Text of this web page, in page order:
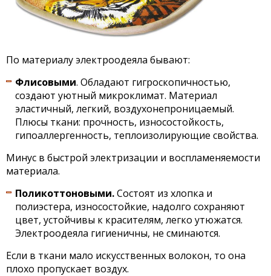
По материалу электроодеяла бывают:
Флисовыми. Обладают гигроскопичностью,
создают уютный микроклимат. Материал
эластичный, легкий, воздухонепроницаемый.
Плюсы ткани: прочность, износостойкость,
гипоаллергенность, теплоизолирующие свойства.
Минус в быстрой электризации и воспламеняемости
материала.
Поликоттоновыми.Состоят из хлопка и
полиэстера, износостойкие, надолго сохраняют
цвет, устойчивы к красителям, легко утюжатся.
Электроодеяла гигиеничны, не сминаются.
Если в ткани мало искусственных волокон, то она
плохо пропускает воздух.